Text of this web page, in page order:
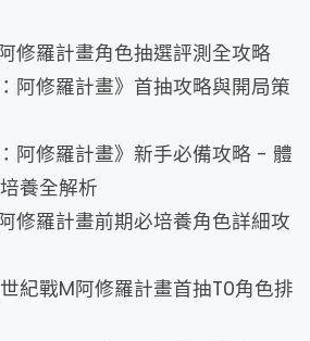
修羅計畫角色抽選評測全攻略
阿修羅計畫》首抽攻略與開局策
阿修羅計畫》新手必備攻略 - 體
養全解析
修羅計畫前期必培養角色詳細攻
紀戰M阿修羅計畫首抽T0角色排